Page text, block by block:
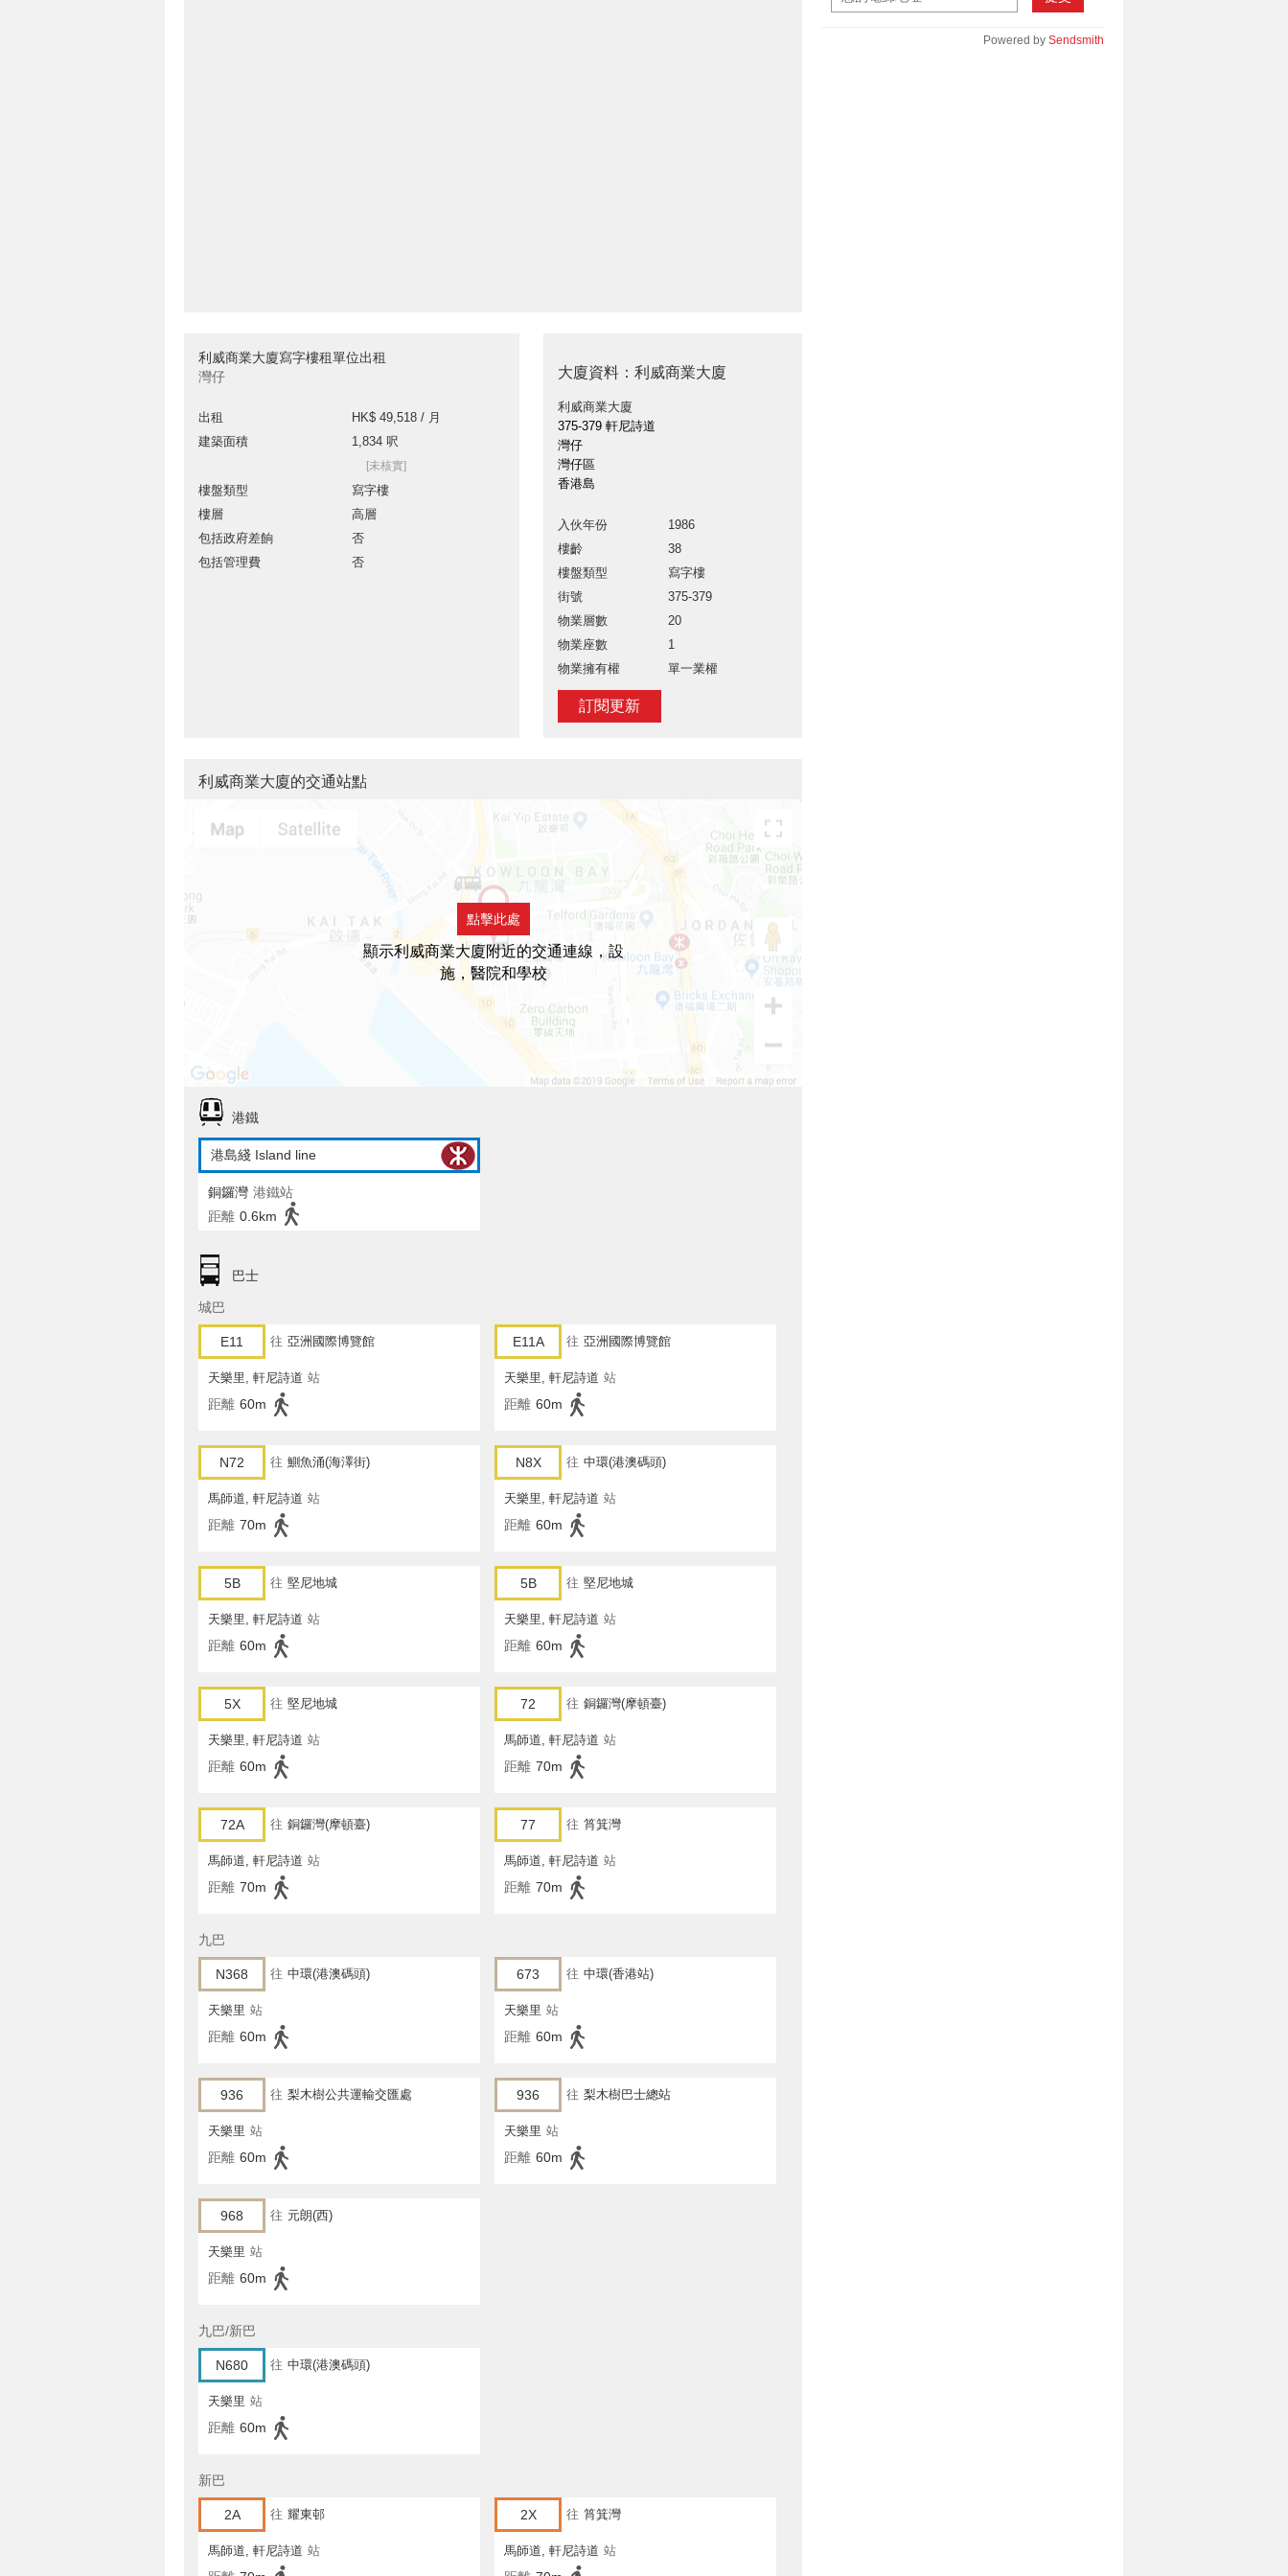
利威商業大廈寫字樓租單位出租
灣仔
出租
HK$ 49,518 / 月
建築面積
1,834 呎
[未核實]
樓盤類型
寫字樓
樓層
高層
包括政府差餉
否
包括管理費
否
大廈資料：利威商業大廈
利威商業大廈
375-379 軒尼詩道
灣仔
灣仔區
香港島
入伙年份
1986
樓齡
38
樓盤類型
寫字樓
街號
375-379
物業層數
20
物業座數
1
物業擁有權
單一業權
訂閱更新
Powered by Sendsmith
利威商業大廈的交通站點
點擊此處
顯示利威商業大廈附近的交通連線，設
施，醫院和學校
港鐵
港島綫 Island line
銅鑼灣 港鐵站
距離 0.6km
巴士
城巴
E11 往 亞洲國際博覽館
天樂里, 軒尼詩道 站
距離 60m
E11A 往 亞洲國際博覽館
天樂里, 軒尼詩道 站
距離 60m
N72 往 鰂魚涌(海澤街)
馬師道, 軒尼詩道 站
距離 70m
N8X 往 中環(港澳碼頭)
天樂里, 軒尼詩道 站
距離 60m
5B 往 堅尼地城
天樂里, 軒尼詩道 站
距離 60m
5B 往 堅尼地城
天樂里, 軒尼詩道 站
距離 60m
5X 往 堅尼地城
天樂里, 軒尼詩道 站
距離 60m
72 往 銅鑼灣(摩頓臺)
馬師道, 軒尼詩道 站
距離 70m
72A 往 銅鑼灣(摩頓臺)
馬師道, 軒尼詩道 站
距離 70m
77 往 筲箕灣
馬師道, 軒尼詩道 站
距離 70m
九巴
N368 往 中環(港澳碼頭)
天樂里 站
距離 60m
673 往 中環(香港站)
天樂里 站
距離 60m
936 往 梨木樹公共運輸交匯處
天樂里 站
距離 60m
936 往 梨木樹巴士總站
天樂里 站
距離 60m
968 往 元朗(西)
天樂里 站
距離 60m
九巴/新巴
N680 往 中環(港澳碼頭)
天樂里 站
距離 60m
新巴
2A 往 耀東邨
馬師道, 軒尼詩道 站
2X 往 筲箕灣
馬師道, 軒尼詩道 站